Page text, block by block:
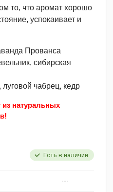
то, что аромат хорошо
успокаивает и
Прованса
сибирская
чабрец, кедр
из натуральных
Есть в наличии
---